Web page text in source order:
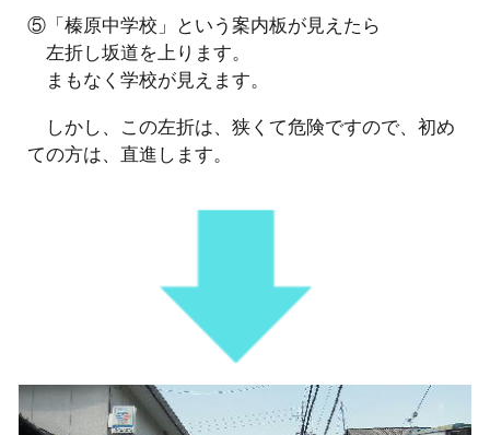
⑤「榛原中学校」という案内板が見えたら
左折し坂道を上ります。
まもなく学校が見えます。
しかし、この左折は、狭くて危険ですので、初め
ての方は、直進します。